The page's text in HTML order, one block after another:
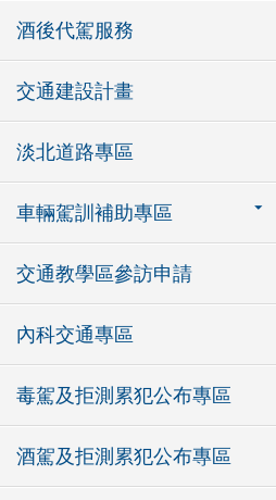
酒後代駕服務
交通建設計畫
淡北道路專區
車輛駕訓補助專區
交通教學區參訪申請
內科交通專區
毒駕及拒測累犯公布專區
酒駕及拒測累犯公布專區